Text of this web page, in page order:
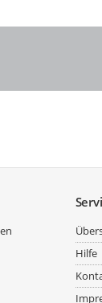
Hilfe